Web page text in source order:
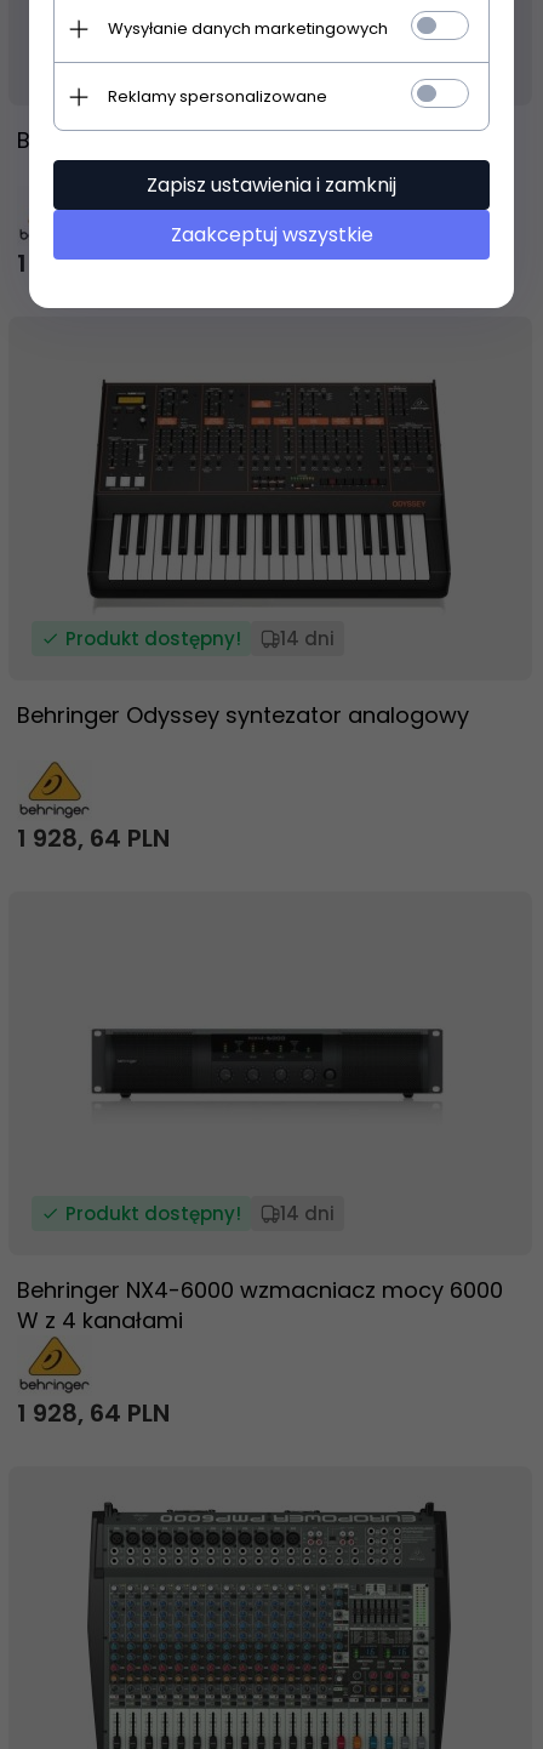
Produkt dostępny! 14 dni
Behringer S16 stagebox cyfrowy
1 954,88PLN
Produkt dostępny! 14 dni
Behringer Odyssey syntezator analogowy
1 928, 64 PLN
Produkt dostępny! 14 dni
Behringer NX4-6000 wzmacniacz mocy 6000
W z 4 kanałami
1 928, 64 PLN
Wysyłanie danych marketingowych
Reklamy spersonalizowane
Zapisz ustawienia i zamknij
Zaakceptuj wszystkie